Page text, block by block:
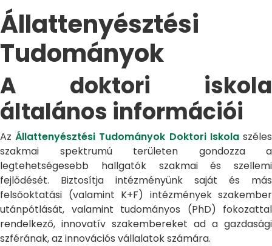
Állattenyésztési
Tudományok
A doktori iskola
általános információi
AzÁllattenyésztési Tudományok Doktori Iskolaszéles
szakmai spektrumú területen gondozza a
legtehetségesebb hallgatók szakmai és szellemi
fejlődését. Biztosítja intézményünk saját és más
felsőoktatási (valamint K+F) intézmények szakember
utánpótlását, valamint tudományos (PhD) fokozattal
rendelkező, innovatív szakembereket ad a gazdasági
szférának, az innovációs vállalatok számára.